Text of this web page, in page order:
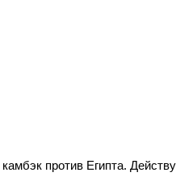
против Египта.